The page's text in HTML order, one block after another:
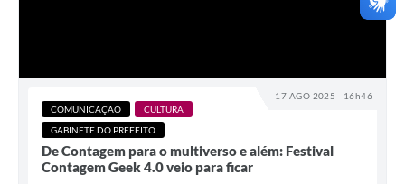
17 AGO 2025 - 16h46
COMUNICAÇÃO
CULTURA
GABINETE DO PREFEITO
De Contagem para o multiverso e além: Festival
Contagem Geek 4.0 veio para ficar